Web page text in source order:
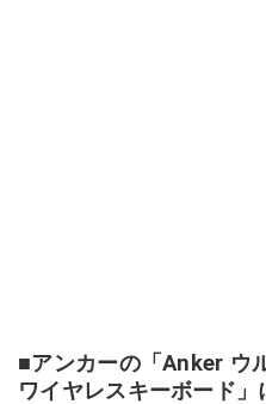
■アンカーの「Anker ウ
ワイヤレスキーボード」